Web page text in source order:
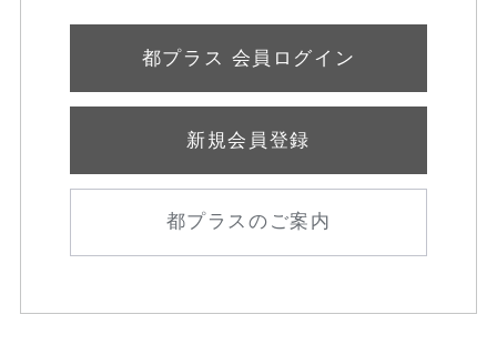
都プラス 会員ログイン
新規会員登録
都プラスのご案内